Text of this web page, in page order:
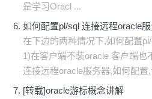
是学习Oracl ...
如何配置pl/sql 连接远程oracle
在下边的两种情况下,如何配置
1)在客户端不装oracle 客户端也
连接远程oracle服务器,如何配
[转载]oracle游标概念讲解